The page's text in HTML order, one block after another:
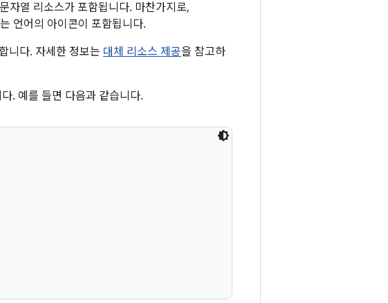
자열 리소스가 포함됩니다. 마찬가지로,
언어의 아이콘이 포함됩니다.
니다. 자세한 정보는 대체 리소스 제공을 참고하
. 예를 들면 다음과 같습니다.